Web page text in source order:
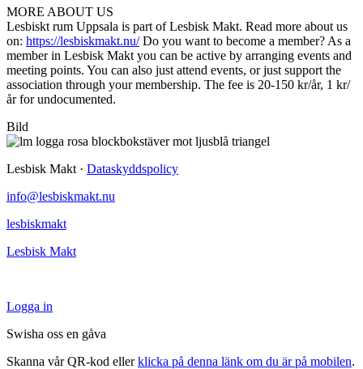
MORE ABOUT US
Lesbiskt rum Uppsala is part of Lesbisk Makt. Read more about us
on: https://lesbiskmakt.nu/Do you want to become a member? As a
member in Lesbisk Makt you can be active by arranging events and
meeting points. You can also just attend events, or just support the
association through your membership. The fee is 20-150 kr/år, 1 kr/
år for undocumented.
Bild
Lesbisk Makt · Dataskyddspolicy
info@lesbiskmakt.nu
lesbiskmakt
Lesbisk Makt
Logga in
Swisha oss en gåva
Skanna vår QR-kod ellerklicka på denna länk om du är på mobilen.